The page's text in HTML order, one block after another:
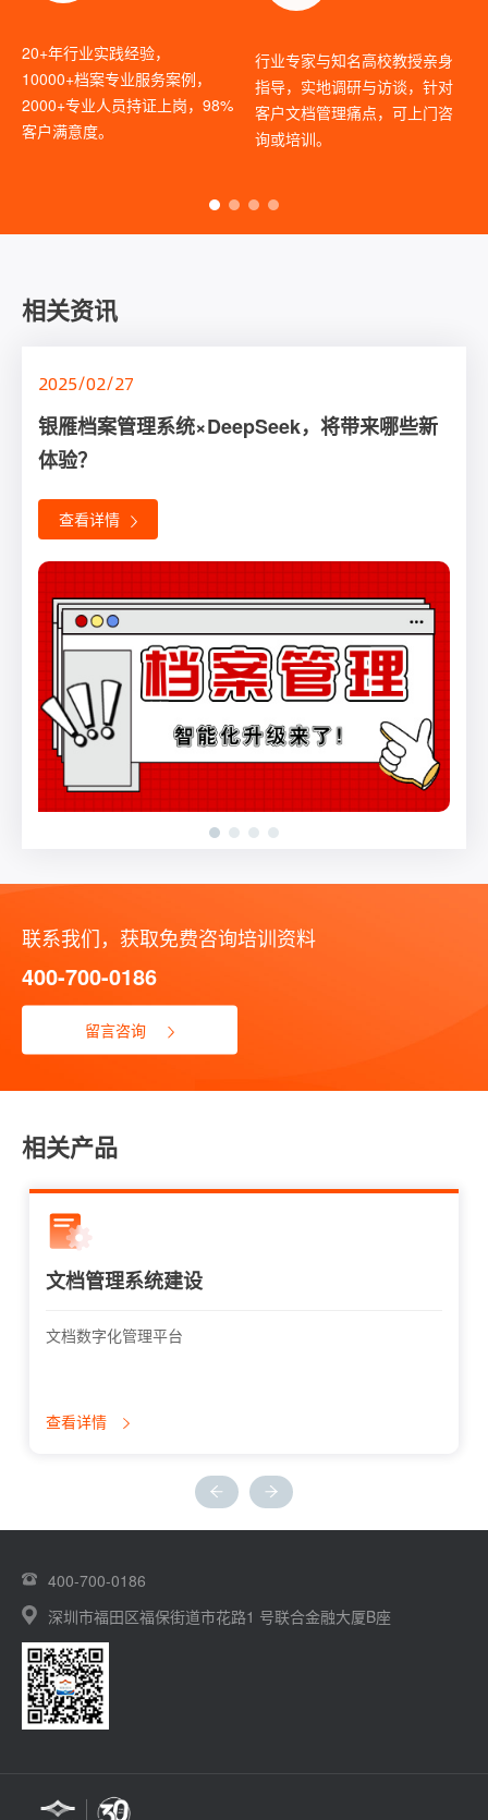
20+年行业实践经验，
10000+档案专业服务案例，
2000+专业人员持证上岗，98%
客户满意度。
行业专家与知名高校教授亲身
指导，实地调研与访谈，针对
客户文档管理痛点，可上门咨
询或培训。
相关资讯
2025/02/27
银雁档案管理系统×DeepSeek，将带来哪些新
体验？
查看详情
2024/10/14
档案职业技能大比拼，“银雁科技杯”第四届山东
省竞赛圆满落幕！
查看详情
2024/08/01
别问了，这就告诉你建设数字档案室的秘诀！
2024/08/01
银雁科技助力“2024国际档案研修班”成功举
办，速览~
查看详情
联系我们，获取免费咨询培训资料
400-700-0186
留言咨询
相关产品
文档管理系统建设
文档数字化管理平台
查看详情
400-700-0186
深圳市福田区福保街道市花路1 号联合金融大厦B座